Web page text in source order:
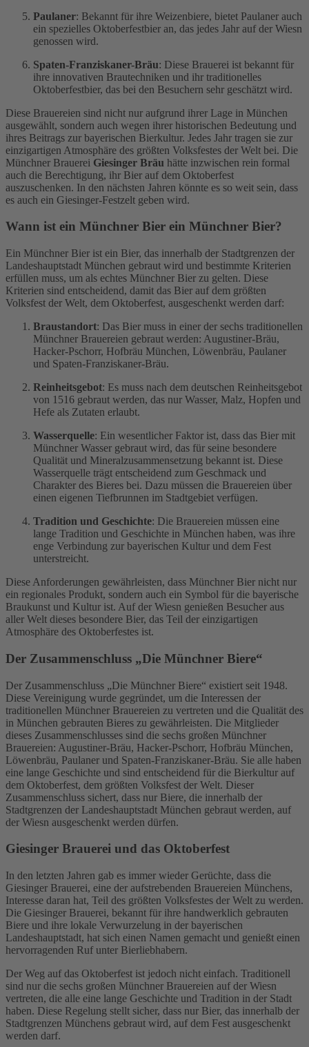
Paulaner: Bekannt für ihre Weizenbiere, bietet Paulaner auch
ein spezielles Oktoberfestbier an, das jedes Jahr auf der Wiesn
genossen wird.
Spaten-Franziskaner-Bräu: Diese Brauerei ist bekannt für
ihre innovativen Brautechniken und ihr traditionelles
Oktoberfestbier, das bei den Besuchern sehr geschätzt wird.
Diese Brauereien sind nicht nur aufgrund ihrer Lage in München
ausgewählt, sondern auch wegen ihrer historischen Bedeutung und
ihres Beitrags zur bayerischen Bierkultur. Jedes Jahr tragen sie zur
einzigartigen Atmosphäre des größten Volksfestes der Welt bei. Die
Münchner Brauerei Giesinger Bräu hätte inzwischen rein formal
auch die Berechtigung, ihr Bier auf dem Oktoberfest
auszuschenken. In den nächsten Jahren könnte es so weit sein, dass
es auch ein Giesinger-Festzelt geben wird.
Wann ist ein Münchner Bier ein Münchner Bier?
Ein Münchner Bier ist ein Bier, das innerhalb der Stadtgrenzen der
Landeshauptstadt München gebraut wird und bestimmte Kriterien
erfüllen muss, um als echtes Münchner Bier zu gelten. Diese
Kriterien sind entscheidend, damit das Bier auf dem größten
Volksfest der Welt, dem Oktoberfest, ausgeschenkt werden darf:
Braustandort: Das Bier muss in einer der sechs traditionellen
Münchner Brauereien gebraut werden: Augustiner-Bräu,
Hacker-Pschorr, Hofbräu München, Löwenbräu, Paulaner
und Spaten-Franziskaner-Bräu.
Reinheitsgebot: Es muss nach dem deutschen Reinheitsgebot
von 1516 gebraut werden, das nur Wasser, Malz, Hopfen und
Hefe als Zutaten erlaubt.
Wasserquelle: Ein wesentlicher Faktor ist, dass das Bier mit
Münchner Wasser gebraut wird, das für seine besondere
Qualität und Mineralzusammensetzung bekannt ist. Diese
Wasserquelle trägt entscheidend zum Geschmack und
Charakter des Bieres bei. Dazu müssen die Brauereien über
einen eigenen Tiefbrunnen im Stadtgebiet verfügen.
Tradition und Geschichte: Die Brauereien müssen eine
lange Tradition und Geschichte in München haben, was ihre
enge Verbindung zur bayerischen Kultur und dem Fest
unterstreicht.
Diese Anforderungen gewährleisten, dass Münchner Bier nicht nur
ein regionales Produkt, sondern auch ein Symbol für die bayerische
Braukunst und Kultur ist. Auf der Wiesn genießen Besucher aus
aller Welt dieses besondere Bier, das Teil der einzigartigen
Atmosphäre des Oktoberfestes ist.
Der Zusammenschluss „Die Münchner Biere“
Der Zusammenschluss „Die Münchner Biere“ existiert seit 1948.
Diese Vereinigung wurde gegründet, um die Interessen der
traditionellen Münchner Brauereien zu vertreten und die Qualität des
in München gebrauten Bieres zu gewährleisten. Die Mitglieder
dieses Zusammenschlusses sind die sechs großen Münchner
Brauereien: Augustiner-Bräu, Hacker-Pschorr, Hofbräu München,
Löwenbräu, Paulaner und Spaten-Franziskaner-Bräu. Sie alle haben
eine lange Geschichte und sind entscheidend für die Bierkultur auf
dem Oktoberfest, dem größten Volksfest der Welt. Dieser
Zusammenschluss sichert, dass nur Biere, die innerhalb der
Stadtgrenzen der Landeshauptstadt München gebraut werden, auf
der Wiesn ausgeschenkt werden dürfen.
Giesinger Brauerei und das Oktoberfest
In den letzten Jahren gab es immer wieder Gerüchte, dass die
Giesinger Brauerei, eine der aufstrebenden Brauereien Münchens,
Interesse daran hat, Teil des größten Volksfestes der Welt zu werden.
Die Giesinger Brauerei, bekannt für ihre handwerklich gebrauten
Biere und ihre lokale Verwurzelung in der bayerischen
Landeshauptstadt, hat sich einen Namen gemacht und genießt einen
hervorragenden Ruf unter Bierliebhabern.
Der Weg auf das Oktoberfest ist jedoch nicht einfach. Traditionell
sind nur die sechs großen Münchner Brauereien auf der Wiesn
vertreten, die alle eine lange Geschichte und Tradition in der Stadt
haben. Diese Regelung stellt sicher, dass nur Bier, das innerhalb der
Stadtgrenzen Münchens gebraut wird, auf dem Fest ausgeschenkt
werden darf.